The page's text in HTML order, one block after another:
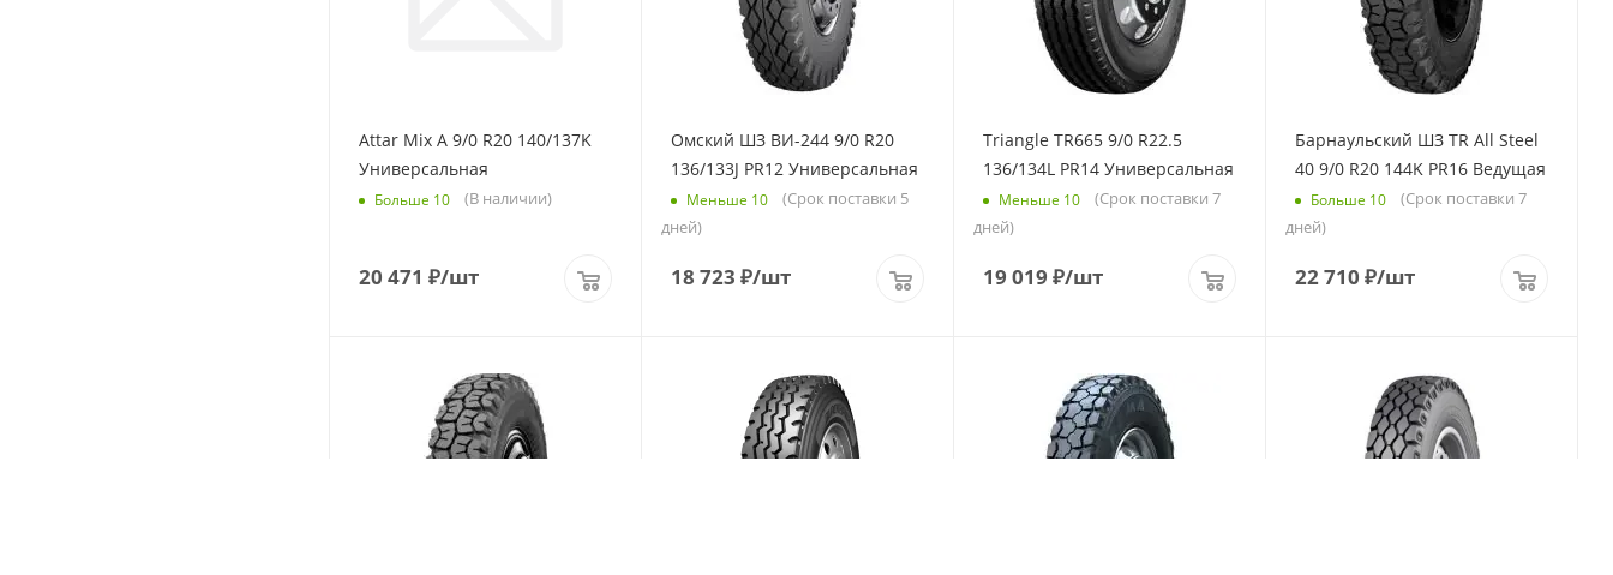
Attar Mix A 9/0 R20 140/137K
Универсальная
Больше 10 (В наличии)
20 471 ₽/шт
Омский ШЗ ВИ-244 9/0 R20
136/133J PR12 Универсальная
Меньше 10
(Срок поставки 5
дней)
18 723 ₽/шт
Triangle TR665 9/0 R22.5
136/134L PR14 Универсальная
Меньше 10
(Срок поставки 7
дней)
19 019 ₽/шт
Барнаульский ШЗ TR All Steel
40 9/0 R20 144K PR16 Ведущая
Больше 10
(Срок поставки 7
дней)
22 710 ₽/шт